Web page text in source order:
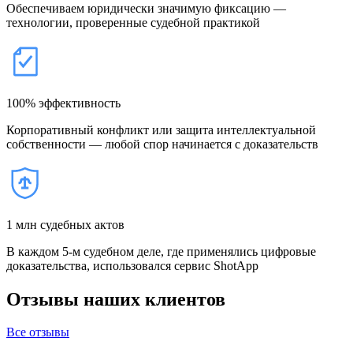
Обеспечиваем юридически значимую фиксацию —
технологии, проверенные судебной практикой
100% эффективность
Корпоративный конфликт или защита интеллектуальной
собственности — любой спор начинается с доказательств
1 млн судебных актов
В каждом 5-м судебном деле, где применялись цифровые
доказательства, использовался сервис ShotApp
Отзывы наших клиентов
Все отзывы